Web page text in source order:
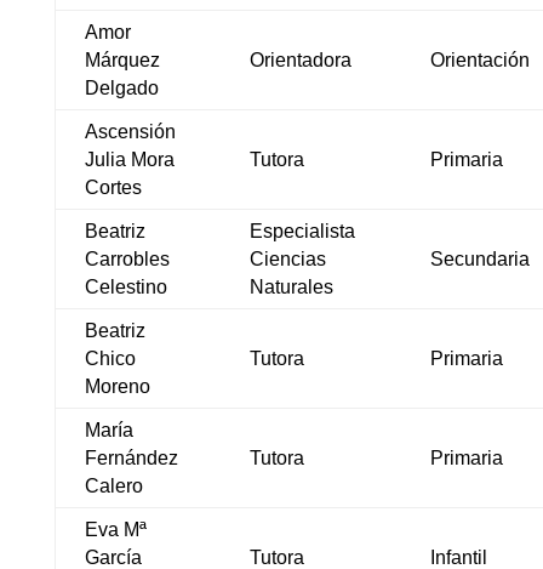
Amor
Márquez
Delgado
Orientadora Orientación
Ascensión
Julia Mora
Cortes
Tutora Primaria
Beatriz
Carrobles
Celestino
Especialista
Ciencias
Naturales
Secundaria
Beatriz
Chico
Moreno
Tutora Primaria
María
Fernández
Calero
Tutora Primaria
Eva Mª
García
Tutora Infantil